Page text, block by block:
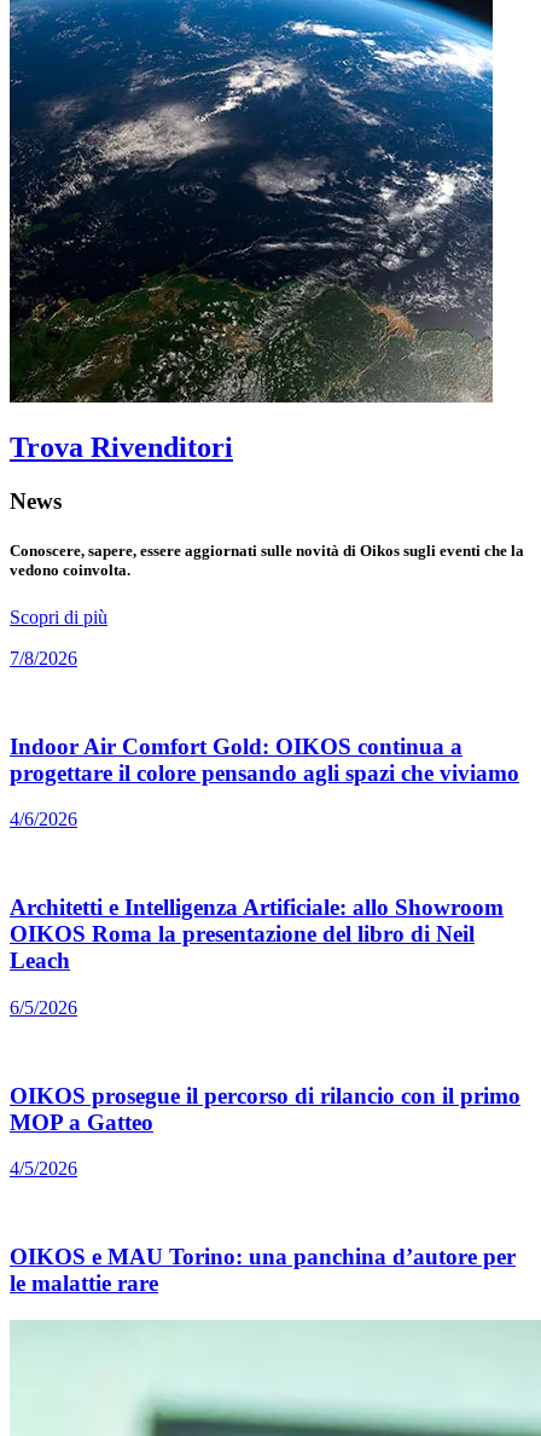
Trova Rivenditori
News
Conoscere, sapere, essere aggiornati sulle novità di Oikos sugli eventi che la
vedono coinvolta.
Scopri di più
7/8/2026
Indoor Air Comfort Gold: OIKOS continua a
progettare il colore pensando agli spazi che viviamo
4/6/2026
Architetti e Intelligenza Artificiale: allo Showroom
OIKOS Roma la presentazione del libro di Neil
Leach
6/5/2026
OIKOS prosegue il percorso di rilancio con il primo
MOP a Gatteo
4/5/2026
OIKOS e MAU Torino: una panchina d’autore per
le malattie rare